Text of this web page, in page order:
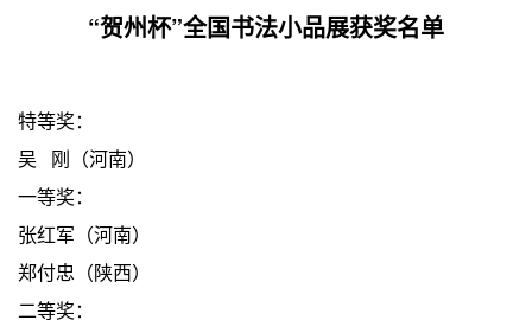
“贺州杯”全国书法小品展获奖名单
特等奖：
吴 刚（河南）
一等奖：
张红军（河南）
郑付忠（陕西）
二等奖：